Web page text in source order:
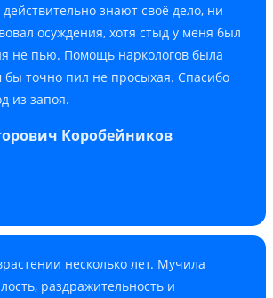
знают своё дело, ни
осуждения, хотя стыд у меня был
не пью. Помощь наркологов была
бы точно пил не просыхая. Спасибо
из запоя.
Коробейников
несколько лет. Мучила
раздражительность и